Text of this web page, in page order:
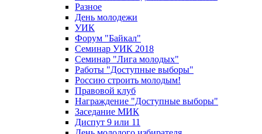
Разное
День молодежи
УИК
Форум "Байкал"
Семинар УИК 2018
Семинар "Лига молодых"
Работы "Доступные выборы"
Россию строить молодым!
Правовой клуб
Награждение "Доступные выборы"
Заседание МИК
Диспут 9 или 11